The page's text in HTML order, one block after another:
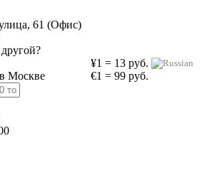
61 (Офис)
¥1 = 13 руб.
€1 = 99 руб.
Москве